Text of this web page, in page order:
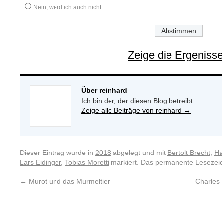
Nein, werd ich auch nicht
Zeige die
Über reinhard
Ich bin der, der diesen Blog betreibt.
Zeige alle Beiträge von reinhard →
Dieser Eintrag wurde in 2018 abgelegt und mit Bertolt Brecht
Lars Eidinger, Tobias Moretti markiert. Das permanente
← Murot und das Murmeltier Charles